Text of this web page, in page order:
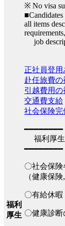
※ No visa
all items
requirements,
job
福利
厚生
正社員登用
赴任旅費の
引越費用の
交通費支給
社会保険完
━━━━━━━━
福利厚生
━━━━━━━━
〇社会保険
（健康保
〇有給休暇
〇健康診断